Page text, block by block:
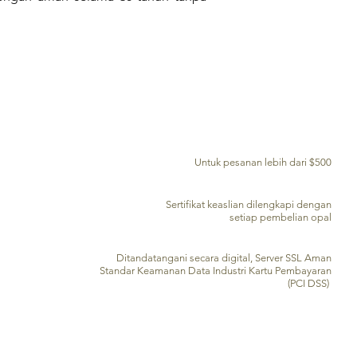
Untuk pesanan lebih dari $500
Sertifikat keaslian dilengkapi dengan
setiap pembelian opal
Ditandatangani secara digital, Server SSL Aman
Standar Keamanan Data Industri Kartu Pembayaran
(PCI DSS)